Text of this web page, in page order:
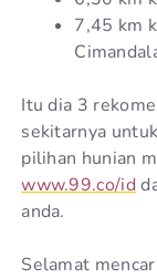
7,45 km
Itu dia 3
sekitarnya
pilihan hunian
www.99.co/id
anda.
Selamat